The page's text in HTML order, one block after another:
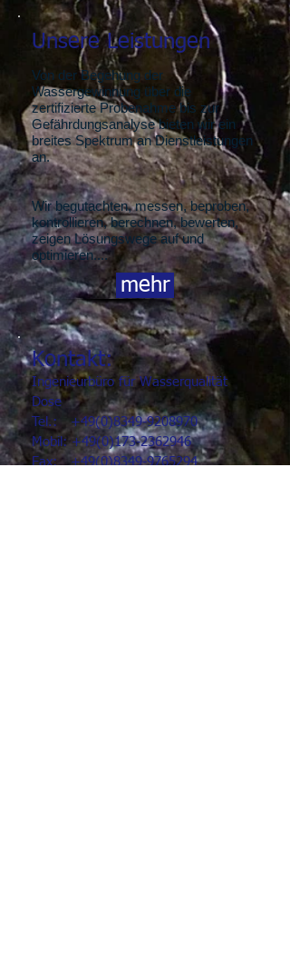
Unsere Leistungen
Von der Begehung der
Wassergewinnung über die
zertifizierte Probenahme bis zur
Gefährdungsanalyse bieten wir ein
breites Spektrum an Dienstleistungen
an.
Wir begutachten, messen, beproben,
kontrollieren, berechnen, bewerten,
zeigen Lösungswege auf und
optimieren....
mehr
Kontakt:
Ingenieurbüro für Wasserqualität
Dose
Tel.: +49(0)8349-9208970
Mobil:+49(0)173-2362946
Fax:+49(0)8349-9765294